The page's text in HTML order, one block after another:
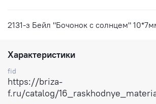
2131-з Бейл "Бочонок с солнцем"
Характеристики
fid
https://briza-
f.ru/catalog/